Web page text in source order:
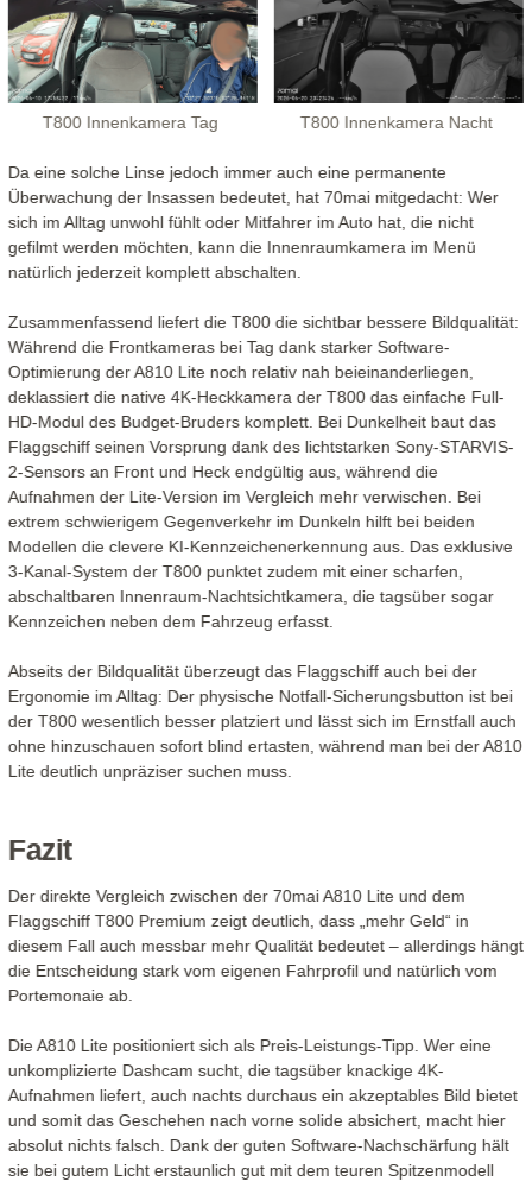
T800 Innenkamera Tag T800 Innenkamera Nacht
Da eine solche Linse jedoch immer auch eine permanente
Überwachung der Insassen bedeutet, hat 70mai mitgedacht: Wer
sich im Alltag unwohl fühlt oder Mitfahrer im Auto hat, die nicht
gefilmt werden möchten, kann die Innenraumkamera im Menü
natürlich jederzeit komplett abschalten.
Zusammenfassend liefert die T800 die sichtbar bessere Bildqualität:
Während die Frontkameras bei Tag dank starker Software-
Optimierung der A810 Lite noch relativ nah beieinanderliegen,
deklassiert die native 4K-Heckkamera der T800 das einfache Full-
HD-Modul des Budget-Bruders komplett. Bei Dunkelheit baut das
Flaggschiff seinen Vorsprung dank des lichtstarken Sony-STARVIS-
2-Sensors an Front und Heck endgültig aus, während die
Aufnahmen der Lite-Version im Vergleich mehr verwischen. Bei
extrem schwierigem Gegenverkehr im Dunkeln hilft bei beiden
Modellen die clevere KI-Kennzeichenerkennung aus. Das exklusive
3-Kanal-System der T800 punktet zudem mit einer scharfen,
abschaltbaren Innenraum-Nachtsichtkamera, die tagsüber sogar
Kennzeichen neben dem Fahrzeug erfasst.
Abseits der Bildqualität überzeugt das Flaggschiff auch bei der
Ergonomie im Alltag: Der physische Notfall-Sicherungsbutton ist bei
der T800 wesentlich besser platziert und lässt sich im Ernstfall auch
ohne hinzuschauen sofort blind ertasten, während man bei der A810
Lite deutlich unpräziser suchen muss.
Fazit
Der direkte Vergleich zwischen der 70mai A810 Lite und dem
Flaggschiff T800 Premium zeigt deutlich, dass „mehr Geld“ in
diesem Fall auch messbar mehr Qualität bedeutet – allerdings hängt
die Entscheidung stark vom eigenen Fahrprofil und natürlich vom
Portemonaie ab.
Die A810 Lite positioniert sich als Preis-Leistungs-Tipp. Wer eine
unkomplizierte Dashcam sucht, die tagsüber knackige 4K-
Aufnahmen liefert, auch nachts durchaus ein akzeptables Bild bietet
und somit das Geschehen nach vorne solide absichert, macht hier
absolut nichts falsch. Dank der guten Software-Nachschärfung hält
sie bei gutem Licht erstaunlich gut mit dem teuren Spitzenmodell